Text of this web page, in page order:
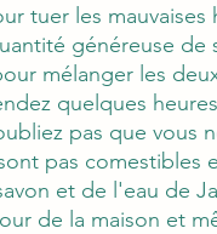
tuer les mauvaises
généreuse de
mélanger les
quelques
pas que vous
pas comestibles
et de l'eau de
de la maison et